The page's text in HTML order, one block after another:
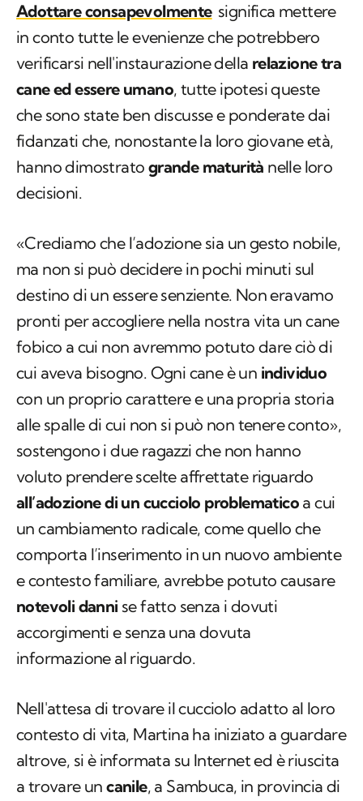
Adottare consapevolmente significa mettere
in conto tutte le evenienze che potrebbero
verificarsi nell'instaurazione della relazione tra
cane ed essere umano, tutte ipotesi queste
che sono state ben discusse e ponderate dai
fidanzati che, nonostante la loro giovane età,
hanno dimostrato grande maturità nelle loro
decisioni.
«Crediamo che l’adozione sia un gesto nobile,
ma non si può decidere in pochi minuti sul
destino di un essere senziente. Non eravamo
pronti per accogliere nella nostra vita un cane
fobico a cui non avremmo potuto dare ciò di
cui aveva bisogno. Ogni cane è un individuo
con un proprio carattere e una propria storia
alle spalle di cui non si può non tenere conto»,
sostengono i due ragazzi che non hanno
voluto prendere scelte affrettate riguardo
all’adozione di un cucciolo problematico a cui
un cambiamento radicale, come quello che
comporta l’inserimento in un nuovo ambiente
e contesto familiare, avrebbe potuto causare
notevoli danni se fatto senza i dovuti
accorgimenti e senza una dovuta
informazione al riguardo.
Nell'attesa di trovare il cucciolo adatto al loro
contesto di vita, Martina ha iniziato a guardare
altrove, si è informata su Internet ed è riuscita
a trovare un canile, a Sambuca, in provincia di